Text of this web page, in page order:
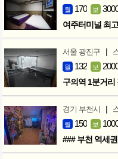
월 170 보
여주터미널 최
서울 광진구 |
월 132 보
구의역 1분거리
경기 부천시 |
월 150 보